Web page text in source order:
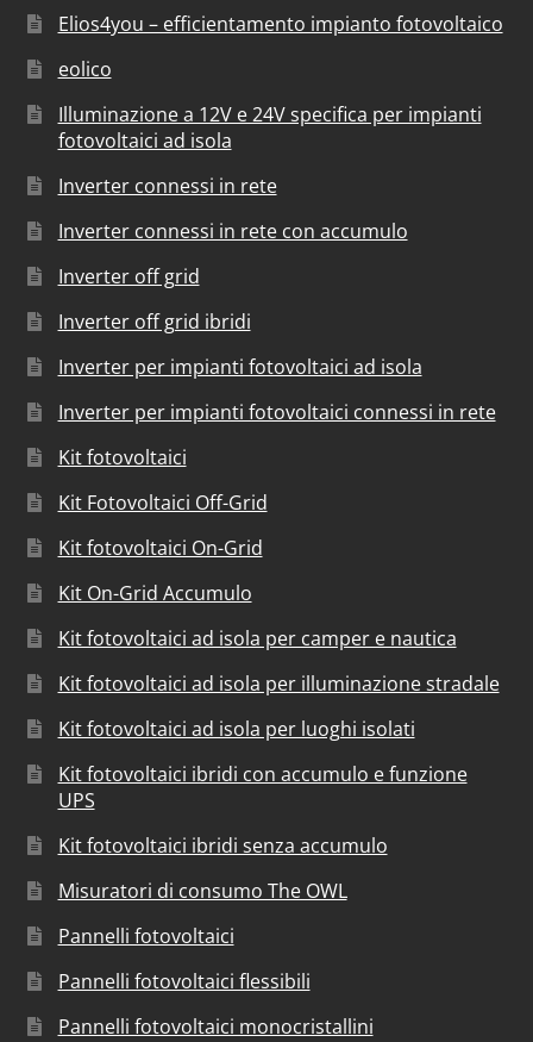
Elios4you – efficientamento impianto fotovoltaico
eolico
Illuminazione a 12V e 24V specifica per impianti
fotovoltaici ad isola
Inverter connessi in rete
Inverter connessi in rete con accumulo
Inverter off grid
Inverter off grid ibridi
Inverter per impianti fotovoltaici ad isola
Inverter per impianti fotovoltaici connessi in rete
Kit fotovoltaici
Kit Fotovoltaici Off-Grid
Kit fotovoltaici On-Grid
Kit On-Grid Accumulo
Kit fotovoltaici ad isola per camper e nautica
Kit fotovoltaici ad isola per illuminazione stradale
Kit fotovoltaici ad isola per luoghi isolati
Kit fotovoltaici ibridi con accumulo e funzione
UPS
Kit fotovoltaici ibridi senza accumulo
Misuratori di consumo The OWL
Pannelli fotovoltaici
Pannelli fotovoltaici flessibili
Pannelli fotovoltaici monocristallini